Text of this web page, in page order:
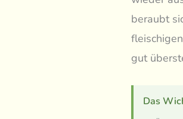
beraubt
gut
Das